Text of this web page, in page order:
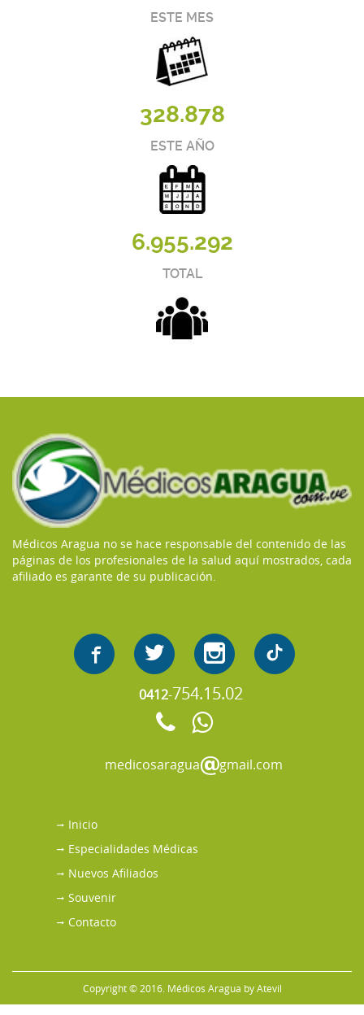
ESTE MES
328.878
ESTE AÑO
6.955.292
TOTAL
Médicos Aragua no se hace responsable del contenido de las
páginas de los profesionales de la salud aquí mostrados, cada
afiliado es garante de su publicación.
0412-754.15.02
medicosaraguagmail.com
Inicio
Especialidades Médicas
Nuevos Afiliados
Souvenir
Contacto
Copyright © 2016. Médicos Aragua byAtevil